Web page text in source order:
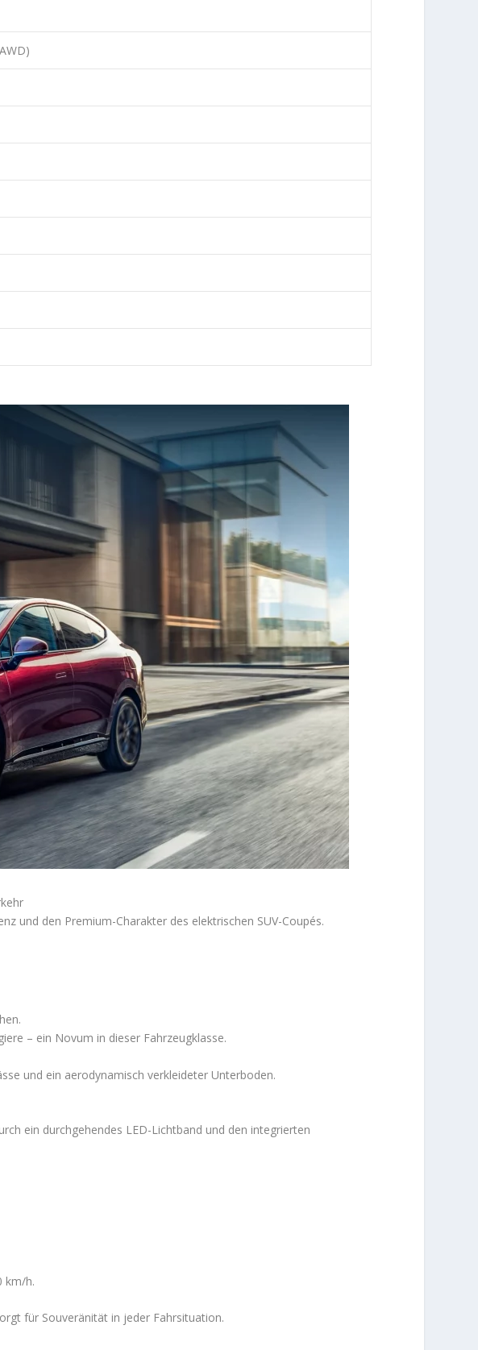
und den Premium-Charakter des elektrischen SUV-Coupés.
– ein Novum in dieser Fahrzeugklasse.
und ein aerodynamisch verkleideter Unterboden.
ein durchgehendes LED-Lichtband und den integrierten
km/h.
für Souveränität in jeder Fahrsituation.